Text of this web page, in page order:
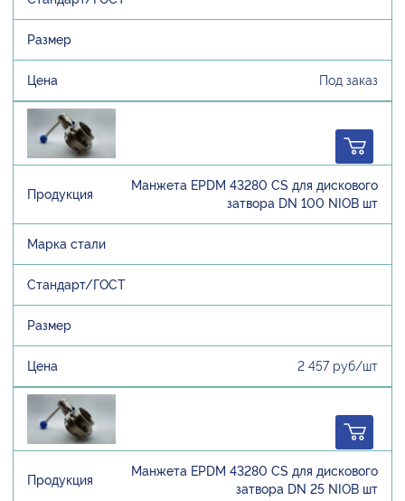
Под заказ
Манжета EPDM 43280 CS для дискового
затвора DN 100 NIOB шт
2 457 руб/шт
Манжета EPDM 43280 CS для дискового
затвора DN 25 NIOB шт